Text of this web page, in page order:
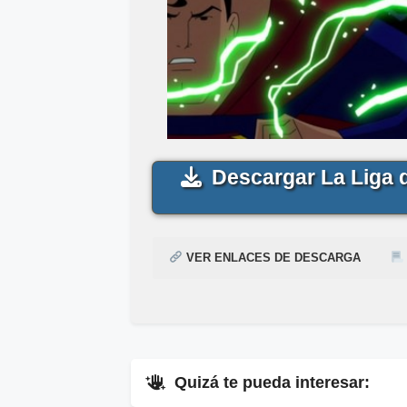
Descargar La Liga
VER ENLACES DE DESCARGA
▷
Quizá te pueda interesar: